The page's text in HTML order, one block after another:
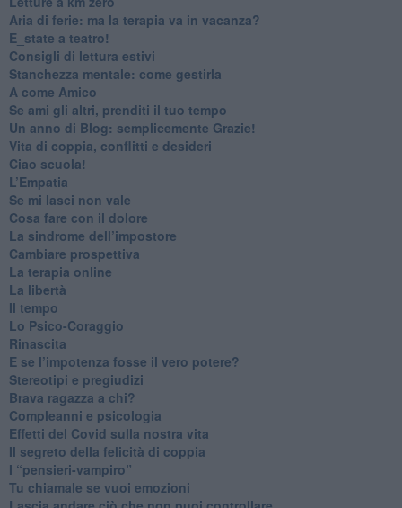
​Aria di ferie: ma la terapia va in vacanza?
​E_state a teatro!
​Consigli di lettura estivi
​Stanchezza mentale: come gestirla
​A come Amico
​Se ami gli altri, prenditi il tuo tempo
​Un anno di Blog: semplicemente Grazie!
​Vita di coppia, conflitti e desideri
​Ciao scuola!
​L’Empatia
​Se mi lasci non vale
Cosa fare con il dolore
​La sindrome dell’impostore
​Cambiare prospettiva
La terapia online
La libertà
​Il tempo
​Lo Psico-Coraggio
Rinascita
​E se l’impotenza fosse il vero potere?
Stereotipi e pregiudizi
​Brava ragazza a chi?
​Compleanni e psicologia
Effetti del Covid sulla nostra vita
Il segreto della felicità di coppia
​I “pensieri-vampiro”
​Tu chiamale se vuoi emozioni